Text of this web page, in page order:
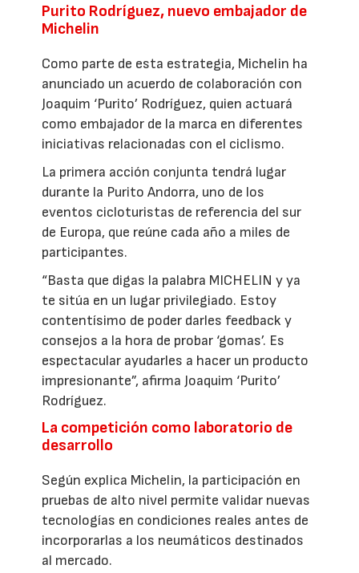
Purito Rodríguez, nuevo embajador de
Michelin
Como parte de esta estrategia, Michelin ha
anunciado un acuerdo de colaboración con
Joaquim ‘Purito’ Rodríguez, quien actuará
como embajador de la marca en diferentes
iniciativas relacionadas con el ciclismo.
La primera acción conjunta tendrá lugar
durante la Purito Andorra, uno de los
eventos cicloturistas de referencia del sur
de Europa, que reúne cada año a miles de
participantes.
“Basta que digas la palabra MICHELIN y ya
te sitúa en un lugar privilegiado. Estoy
contentísimo de poder darles feedback y
consejos a la hora de probar ‘gomas’. Es
espectacular ayudarles a hacer un producto
impresionante”, afirma Joaquim ‘Purito’
Rodríguez.
La competición como laboratorio de
desarrollo
Según explica Michelin, la participación en
pruebas de alto nivel permite validar nuevas
tecnologías en condiciones reales antes de
incorporarlas a los neumáticos destinados
al mercado.